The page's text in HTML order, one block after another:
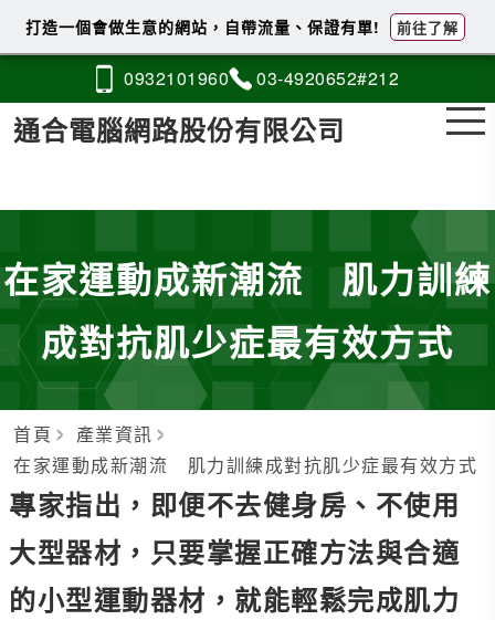
0932101960 03-4920652#212
通合電腦網路股份有限公司
在家運動成新潮流 肌力訓練
成對抗肌少症最有效方式
首頁
產業資訊
在家運動成新潮流 肌力訓練成對抗肌少症最有效方式
專家指出，即便不去健身房、不使用
大型器材，只要掌握正確方法與合適
的小型運動器材，就能輕鬆完成肌力
打造一個會做生意的網站，自帶流量、保證有單! 前往了解